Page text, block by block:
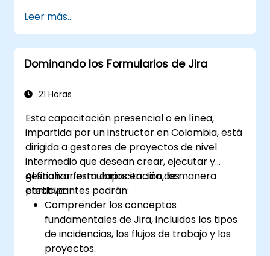
Calendario para una mejor organización.
Aplicar funciones de productividad como
prioridades, etiquetas y estados
personalizados.
comentarios, menciones y espacios
Configurar flujos de trabajo de
productividad personal para gestionar las
tareas diarias.
Leer más...
Dominando los Formularios de Jira
21 Horas
Esta capacitación presencial o en línea,
impartida por un instructor en Colombia, está
dirigida a gestores de proyectos de nivel
intermedio que desean crear, ejecutar y
gestionar formularios en Jira de manera
efectiva.
Al finalizar esta capacitación, los
participantes podrán:
Comprender los conceptos
fundamentales de Jira, incluidos los tipos
de incidencias, los flujos de trabajo y los
proyectos.